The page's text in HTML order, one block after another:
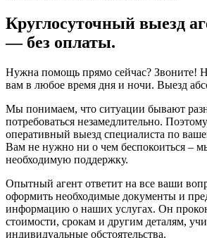
Круглосуточный выезд
— без оплаты.
Нужна помощь прямо сейчас? Звоните!
вам в любое время дня и ночи. Выезд
Мы понимаем, что ситуации бывают
потребоваться незамедлительно.
оперативный выезд специалиста по
Вам не нужно ни о чем беспокоиться –
необходимую поддержку.
Опытный агент ответит на все ваши
оформить необходимые документы и
информацию о наших услугах. Он
стоимости, срокам и другим деталям,
индивидуальные обстоятельства.